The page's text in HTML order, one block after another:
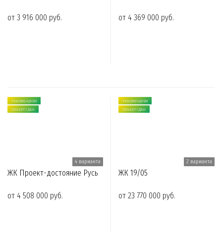
от 3 916 000 руб. от 4 369 000 руб.
РЕКОМЕНДУЕМ
ОБЪЕКТ СДАН
4 варианта
ЖК Проект-достояние Русь
от 4 508 000 руб.
РЕКОМЕНДУЕМ
ОБЪЕКТ СДАН
2 варианта
ЖК 19/05
от 23 770 000 руб.